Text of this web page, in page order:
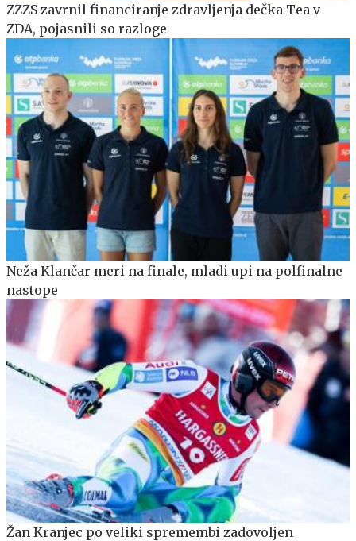
ZZZS zavrnil financiranje zdravljenja dečka Tea v
ZDA, pojasnili so razloge
Neža Klančar meri na finale, mladi upi na polfinalne
nastope
Žan Kranjec po veliki spremembi zadovoljen